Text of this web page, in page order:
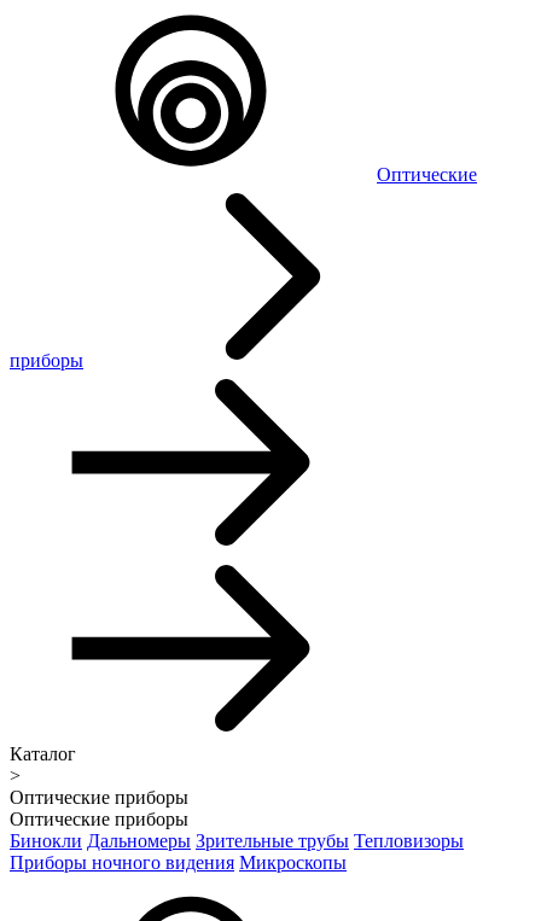
Оптические
приборы
Каталог
>
Оптические приборы
Оптические приборы
Бинокли Дальномеры Зрительные трубы Тепловизоры
Приборы ночного видения Микроскопы